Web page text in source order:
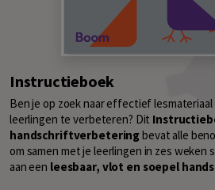
Instructieboek
Ben je op zoek naar effectief
leerlingen te verbeteren? Dit
handschriftverbeteringbevat alle
om samen met je leerlingen in zes weken
aan een leesbaar, vlot en soepel